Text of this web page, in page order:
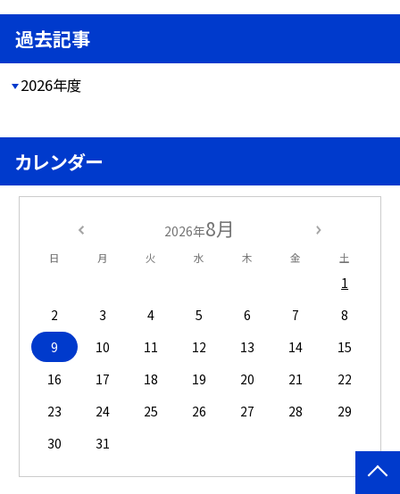
過去記事
2026年度
カレンダー
2026年8月
日 月 火 水 木 金 土
1
2
3 4 5 6 7
8
9
10 11 12 13 14
15
16
17 18 19 20 21
22
23
24 25 26 27 28
29
30
31